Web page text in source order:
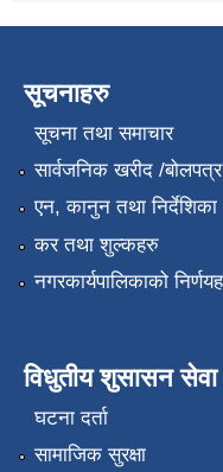
सूचनाहरु
सूचना तथा समाचार
सार्वजनिक खरीद /
एन, कानुन तथा निर्देशिका
कर तथा शुल्कहरु
नगरकार्यपालिकाको
विधुतीय शुसासन सेवा
घटना दर्ता
सामाजिक सुरक्षा